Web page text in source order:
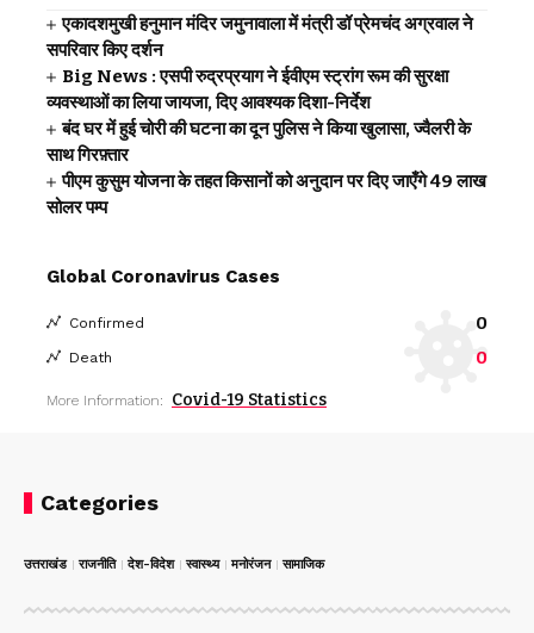
एकादशमुखी हनुमान मंदिर जमुनावाला में मंत्री डॉ प्रेमचंद अग्रवाल ने
सपरिवार किए दर्शन
Big News : एसपी रुद्रप्रयाग ने ईवीएम स्ट्रांग रूम की सुरक्षा
व्यवस्थाओं का लिया जायजा, दिए आवश्यक दिशा-निर्देश
बंद घर में हुई चोरी की घटना का दून पुलिस ने किया खुलासा, ज्वैलरी के
साथ गिरफ़्तार
पीएम कुसुम योजना के तहत किसानों को अनुदान पर दिए जाएँगे 49 लाख
सोलर पम्प
Global Coronavirus Cases
Confirmed 0
Death 0
More Information: Covid-19 Statistics
Categories
उत्तराखंड राजनीति देश-विदेश स्वास्थ्य मनोरंजन सामाजिक